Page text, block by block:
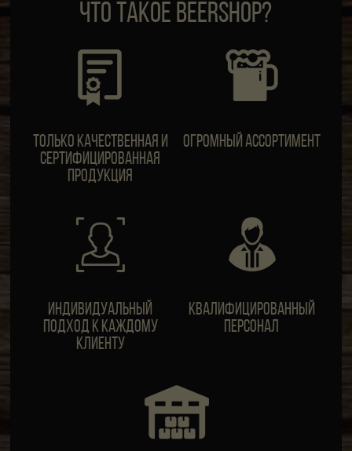
ЧТО ТАКОЕ BEERSHOP?
Только качественная и
сертифицированная
продукция
Огромный ассортимент
ИндивидуальныЙ
подход к каждому
клиенту
Квалифицированный
персонал